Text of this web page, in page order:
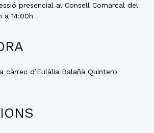
presencial al Consell Comarcal del
a 14:00h
càrrec d’Eulàlia Balañà Quintero